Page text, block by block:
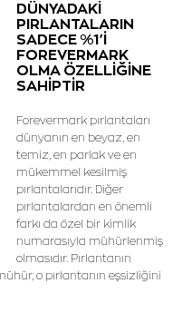
DÜNYADAKİ
PIRLANTALARIN
SADECE %1'İ
FOREVERMARK
OLMA ÖZELLİĞİNE
SAHİPTİR
Forevermark pırlantaları
dünyanın en beyaz, en
temiz, en parlak ve en
mükemmel kesilmiş
pırlantalarıdır. Diğer
pırlantalardan en önemli
farkı da özel bir kimlik
numarasıyla mühürlenmiş
olmasıdır. Pırlantanın
o pırlantanın eşsizliğini